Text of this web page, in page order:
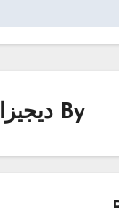
By دیجیزا